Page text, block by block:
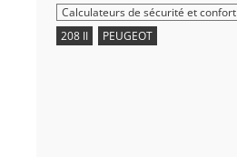
Calculateurs de sécurité et confort
208 II
PEUGEOT